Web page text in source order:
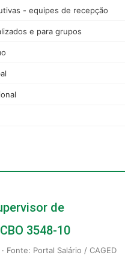
- equipes de recepção
e para grupos
de
3548-10
Fonte: Portal Salário / CAGED